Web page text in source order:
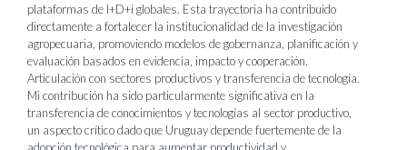
plataformas de I+D+i globales. Esta trayectoria ha contribuido
directamente a fortalecer la institucionalidad de la investigación
agropecuaria, promoviendo modelos de gobernanza, planificación y
evaluación basados en evidencia, impacto y cooperación.
Articulación con sectores productivos y transferencia de tecnología.
Mi contribución ha sido particularmente significativa en la
transferencia de conocimientos y tecnologías al sector productivo,
un aspecto crítico dado que Uruguay depende fuertemente de la